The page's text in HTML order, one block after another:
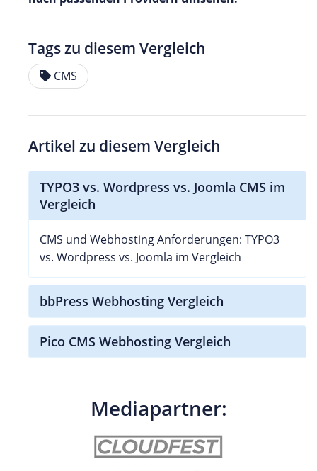
Tags zu diesem Vergleich
CMS
Artikel zu diesem Vergleich
TYPO3 vs. Wordpress vs. Joomla CMS im
Vergleich
CMS und Webhosting Anforderungen: TYPO3
vs. Wordpress vs. Joomla im Vergleich
bbPress Webhosting Vergleich
Pico CMS Webhosting Vergleich
Mediapartner: